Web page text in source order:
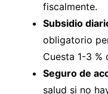
fiscalmente.
Subsidio
obligatorio
Cuesta 1-3 %
Seguro de
salud si no